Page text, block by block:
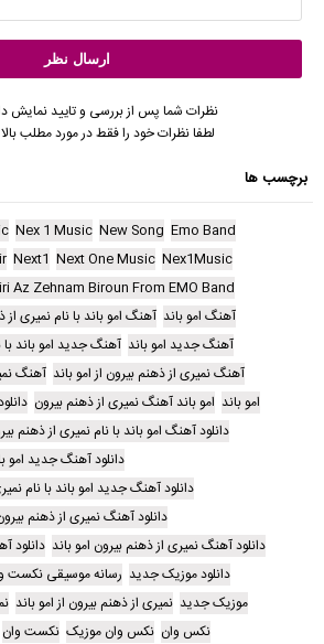
نظرات شما پس از بررسی و تایید نمایش
لطفا نظرات خود را فقط در مورد مطلب
برچسب ها
Emo Band
New Song
Nex 1 Music
Nex1Music
Next One Music
Next1
Az Zehnam Biroun From EMO Band
آهنگ امو باند آهنگ امو باند با نام نمیری از
آهنگ جدید امو باند آهنگ جدید امو باند با
آهنگ نمیری از ذهنم بیرون از امو باند آهنگ
امو باند امو باند آهنگ نمیری از ذهنم بیرون
دانلود آهنگ امو باند با نام نمیری از ذهنم
دانلود آهنگ جدید امو
دانلود آهنگ جدید امو باند با نام
دانلود آهنگ نمیری از ذهنم
دانلود آهنگ نمیری از ذهنم بیرون امو باند دانلود
دانلود موزیک جدید رسانه موسیقی نکست
موزیک جدید نمیری از ذهنم بیرون از امو باند
نکس وان نکس وان موزیک نکست وان